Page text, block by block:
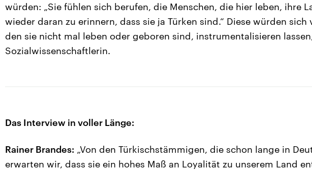
würden: „Sie fühlen sich berufen, die Menschen, die hier leben, ihre
wieder daran zu erinnern, dass sie ja Türken sind.“ Diese würden sich
den sie nicht mal leben oder geboren sind, instrumentalisieren
Sozialwissenschaftlerin.
Das Interview in voller Länge:
Rainer Brandes: „Von den Türkischstämmigen, die schon lange in
erwarten wir, dass sie ein hohes Maß an Loyalität zu unserem Land